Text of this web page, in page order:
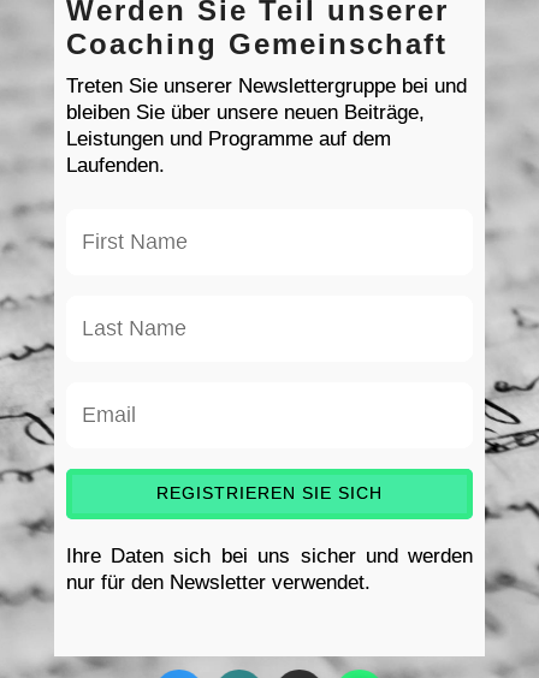
Werden Sie Teil unserer
Coaching Gemeinschaft
Treten Sie unserer Newslettergruppe bei und
bleiben Sie über unsere neuen Beiträge,
Leistungen und Programme auf dem
Laufenden.
REGISTRIEREN SIE SICH
Ihre Daten sich bei uns sicher und werden
nur für den Newsletter verwendet.